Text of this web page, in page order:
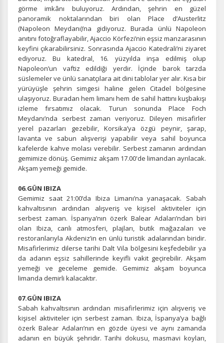
ÇEREZ KULLANIM AYARLARINIZ
Çerez tercihlerinizibelirleyin.
Daha fazla bilgi içinKVKK bilgilendirmemizi, çerez kullanımve
gizlilik koşullarınıinceleyebilirsiniz.
Zorunlu Çerezler HER ZAMAN AKTIF
Oturum yönetimi, güvenlik ve temel site işlevleri için
gereklidir. Bu çerezler olmadan site düzgün çalışmaz ve
devre dışı bırakılamaz.
İstatistik Çerezleri
ölçeriz. Hangi sayfaların popüler olduğunu ve
kullanıcıların nerede zorluk yaşadığını anlamamıza
yardımcı olur.
Pazarlama Çerezleri
Size ve ilgi alanlarınıza uygun reklamlar göstermek için
edersiniz, ancak daha az alakalı olabilirler.
görme imkânı buluyoruz. Ardından, şehrin en güzel
panoramik noktalarından biri olan Place d’Austerlitz
(Napoleon Meydanı)’na gidiyoruz. Burada ünlü Napoleon
anıtını fotoğraflayabilir, Ajaccio Körfezi’nin eşsiz manzarasının
keyfini çıkarabilirsiniz. Sonrasında Ajaccio Katedrali’ni ziyaret
ediyoruz. Bu katedral, 16. yüzyılda inşa edilmiş olup
Napoleon’un vaftiz edildiği yerdir. İçinde barok tarzda
süslemeler ve ünlü sanatçılara ait dini tablolar yer alır. Kısa bir
yürüyüşle şehrin simgesi haline gelen Citadel bölgesine
ulaşıyoruz. Buradan hem limanı hem de sahil hattını kuşbakışı
izleme fırsatımız olacak. Turun sonunda Place Foch
Meydanı’nda serbest zaman veriyoruz. Dileyen misafirler
yerel pazarları gezebilir, Korsika’ya özgü peynir, şarap,
lavanta ve sabun alışverişi yapabilir veya sahil boyunca
kafelerde kahve molası verebilir. Serbest zamanın ardından
gemimize dönüş. Gemimiz akşam 17.00'de limandan ayrılacak.
Akşam yemeği gemide.
06.GÜN IBIZA
Gemimiz saat 21:00’da Ibiza Limanı’na yanaşacak. Sabah
kahvaltısının ardından alışveriş ve kişisel aktiviteler için
serbest zaman. İspanya’nın özerk Balear Adaları’ndan biri
olan Ibiza, canlı atmosferi, plajları, butik mağazaları ve
restoranlarıyla Akdeniz’in en ünlü turistik adalarından biridir.
Misafirlerimiz dilerse tarihi Dalt Vila bölgesini keşfedebilir ya
da adanın eşsiz sahillerinde keyifli vakit geçirebilir. Akşam
yemeği ve geceleme gemide. Gemimiz akşam boyunca
limanda demirli kalacaktır.
07.GÜN IBIZA
Sabah kahvaltısının ardından misafirlerimiz için alışveriş ve
kişisel aktiviteler için serbest zaman. Ibiza, İspanya’ya bağlı
özerk Balear Adaları’nın en gözde üyesi ve aynı zamanda
adanın en büyük şehridir. Tarihi dokusu, masmavi koyları,